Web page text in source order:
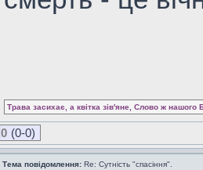
Трава засихає, а квітка зів'яне, Слово ж нашого
0 (0-0)
Тема повідомлення: Re: Сутність "спасіння".